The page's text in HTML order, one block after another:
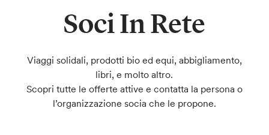
Soci In Rete
Viaggi solidali, prodotti bio ed equi, abbigliamento,
libri, e molto altro.
Scopri tutte le offerte attive e contatta la persona o
l’organizzazione socia che le propone.